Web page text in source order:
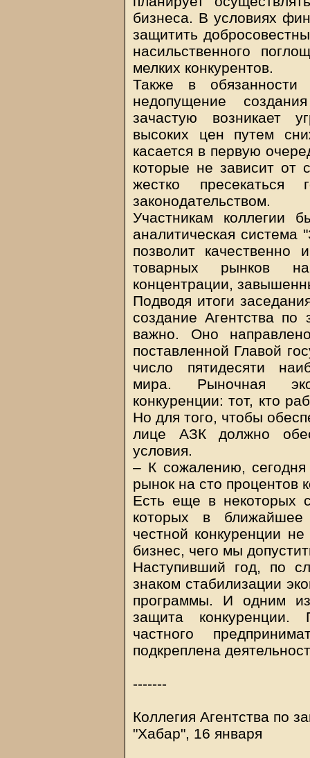
бизнеса. В условиях
защитить
насильственного
мелких конкурентов.
Также в обязанности
недопущение
зачастую возникает
высоких цен путем
касается в первую
которые не зависит от
жестко пресекаться
законодательством.
Участникам коллегии
аналитическая система
позволит качественно
товарных рынков
концентрации,
Подводя итоги
создание Агентства по
важно. Оно
поставленной Главой
число пятидесяти
мира. Рыночная
конкуренции: тот, кто
Но для того, чтобы
лице АЗК должно
условия.
– К сожалению,
рынок на сто процентов
Есть еще в некоторых
которых в
честной конкуренции
бизнес, чего мы
Наступивший год, по
знаком стабилизации
программы. И одним
защита
частного
подкреплена
-------
Коллегия Агентства по
"Хабар", 16 января